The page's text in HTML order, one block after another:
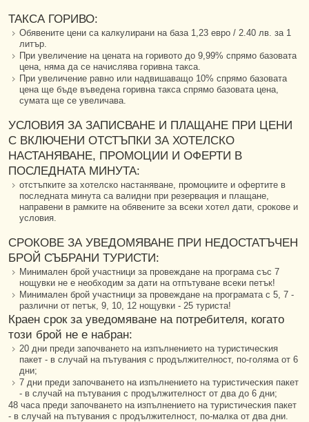
ТАКСА ГОРИВО:
Обявените цени са калкулирани на база 1,23 евро / 2.40 лв. за 1
литър.
При увеличение на цената на горивото до 9,99% спрямо базовата
цена, няма да се начислява горивна такса.
При увеличение равно или надвишаващо 10% спрямо базовата
цена ще бъде въведена горивна такса спрямо базовата цена,
сумата ще се увеличава.
УСЛОВИЯ ЗА ЗАПИСВАНЕ И ПЛАЩАНЕ ПРИ ЦЕНИ
С ВКЛЮЧЕНИ ОТСТЪПКИ ЗА ХОТЕЛСКО
НАСТАНЯВАНЕ, ПРОМОЦИИ И ОФЕРТИ В
ПОСЛЕДНАТА МИНУТА:
отстъпките за хотелско настаняване, промоциите и офертите в
последната минута са валидни при резервация и плащане,
направени в рамките на обявените за всеки хотел дати, срокове и
условия.
СРОКОВЕ ЗА УВЕДОМЯВАНЕ ПРИ НЕДОСТАТЪЧЕН
БРОЙ СЪБРАНИ ТУРИСТИ:
Минимален брой участници за провеждане на програма със 7
нощувки не е необходим за дати на отпътуване всеки петък!
Минимален брой участници за провеждане на програмата с 5, 7 -
различни от петък, 9, 10, 12 нощувки - 25 туриста!
Краен срок за уведомяване на потребителя, когато
този брой не е набран:
20 дни преди започването на изпълнението на туристическия
пакет - в случай на пътувания с продължителност, по-голяма от 6
дни;
7 дни преди започването на изпълнението на туристическия пакет
- в случай на пътувания с продължителност от два до 6 дни;
48 часа преди започването на изпълнението на туристическия пакет
- в случай на пътувания с продължителност, по-малка от два дни.